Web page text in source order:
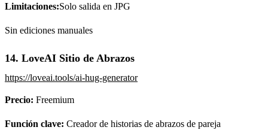
Limitaciones:Solo salida en JPG
Sin ediciones manuales
14. LoveAI Sitio de Abrazos
https://loveai.tools/ai-hug-generator
Precio: Freemium
Función clave: Creador de historias de abrazos de pareja